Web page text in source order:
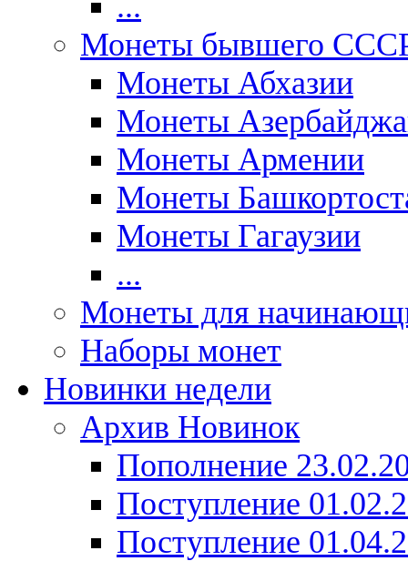
Монеты бывшего
Монеты Абхазии
Монеты
Монеты Армении
Монеты
Монеты Гагаузии
...
Монеты для
Наборы монет
Новинки недели
Архив Новинок
Пополнение
Поступление
Поступление